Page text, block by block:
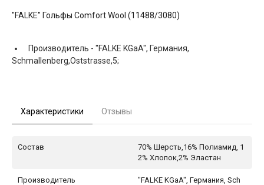
"FALKE" Гольфы Comfort Wool (11488/3080)
Производитель - "FALKE KGaA", Германия,
Schmallenberg,Oststrasse,5;
Характеристики Отзывы
Состав
70% Шерсть,16% Полиамид, 1
2% Хлопок,2% Эластан
Производитель
"FALKE KGaA", Германия, Sch